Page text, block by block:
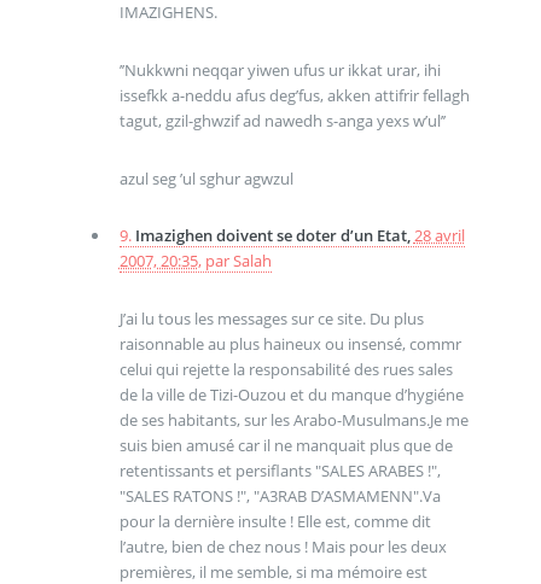
IMAZIGHENS.
’’Nukkwni neqqar yiwen ufus ur ikkat urar, ihi
issefkk a-neddu afus deg’fus, akken attifrir fellagh
tagut, gzil-ghwzif ad nawedh s-anga yexs w’ul’’
azul seg ’ul sghur agwzul
9. Imazighen doivent se doter d’un Etat,28 avril
2007, 20:35, parSalah
J’ai lu tous les messages sur ce site. Du plus
raisonnable au plus haineux ou insensé, commr
celui qui rejette la responsabilité des rues sales
de la ville de Tizi-Ouzou et du manque d’hygiéne
de ses habitants, sur les Arabo-Musulmans.Je me
suis bien amusé car il ne manquait plus que de
retentissants et persiflants "SALES ARABES !",
"SALES RATONS !", "A3RAB D’ASMAMENN".Va
pour la dernière insulte ! Elle est, comme dit
l’autre, bien de chez nous ! Mais pour les deux
premières, il me semble, si ma mémoire est